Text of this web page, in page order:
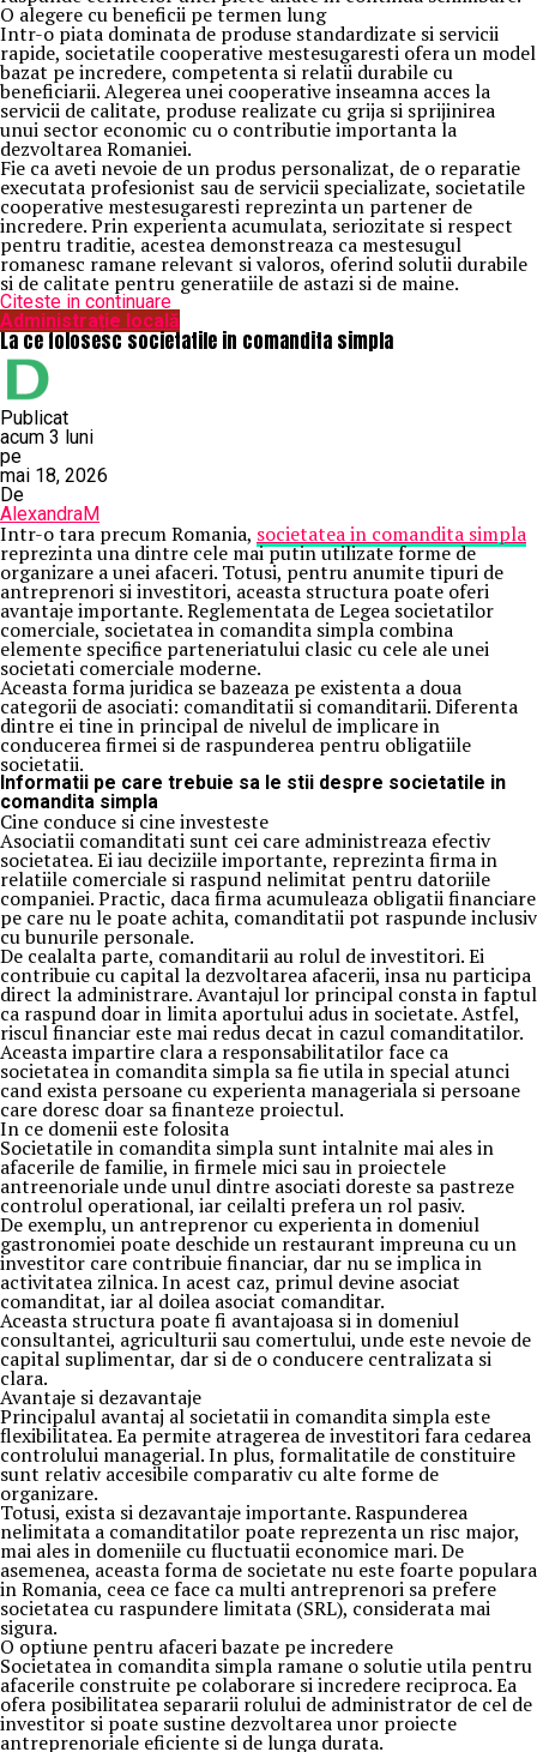
O alegere cu beneficii pe termen lung
Intr-o piata dominata de produse standardizate si servicii
rapide, societatile cooperative mestesugaresti ofera un model
bazat pe incredere, competenta si relatii durabile cu
beneficiarii. Alegerea unei cooperative inseamna acces la
servicii de calitate, produse realizate cu grija si sprijinirea
unui sector economic cu o contributie importanta la
dezvoltarea Romaniei.
Fie ca aveti nevoie de un produs personalizat, de o reparatie
executata profesionist sau de servicii specializate, societatile
cooperative mestesugaresti reprezinta un partener de
incredere. Prin experienta acumulata, seriozitate si respect
pentru traditie, acestea demonstreaza ca mestesugul
romanesc ramane relevant si valoros, oferind solutii durabile
si de calitate pentru generatiile de astazi si de maine.
Citeste in continuare
Administrație locală
La ce folosesc societatile in comandita simpla
Publicat
acum 3 luni
pe
mai 18, 2026
De
AlexandraM
Intr-o tara precum Romania, societatea in comandita simpla
reprezinta una dintre cele mai putin utilizate forme de
organizare a unei afaceri. Totusi, pentru anumite tipuri de
antreprenori si investitori, aceasta structura poate oferi
avantaje importante. Reglementata de Legea societatilor
comerciale, societatea in comandita simpla combina
elemente specifice parteneriatului clasic cu cele ale unei
societati comerciale moderne.
Aceasta forma juridica se bazeaza pe existenta a doua
categorii de asociati: comanditatii si comanditarii. Diferenta
dintre ei tine in principal de nivelul de implicare in
conducerea firmei si de raspunderea pentru obligatiile
societatii.
Informatii pe care trebuie sa le stii despre societatile in
comandita simpla
Cine conduce si cine investeste
Asociatii comanditati sunt cei care administreaza efectiv
societatea. Ei iau deciziile importante, reprezinta firma in
relatiile comerciale si raspund nelimitat pentru datoriile
companiei. Practic, daca firma acumuleaza obligatii financiare
pe care nu le poate achita, comanditatii pot raspunde inclusiv
cu bunurile personale.
De cealalta parte, comanditarii au rolul de investitori. Ei
contribuie cu capital la dezvoltarea afacerii, insa nu participa
direct la administrare. Avantajul lor principal consta in faptul
ca raspund doar in limita aportului adus in societate. Astfel,
riscul financiar este mai redus decat in cazul comanditatilor.
Aceasta impartire clara a responsabilitatilor face ca
societatea in comandita simpla sa fie utila in special atunci
cand exista persoane cu experienta manageriala si persoane
care doresc doar sa finanteze proiectul.
In ce domenii este folosita
Societatile in comandita simpla sunt intalnite mai ales in
afacerile de familie, in firmele mici sau in proiectele
antreenoriale unde unul dintre asociati doreste sa pastreze
controlul operational, iar ceilalti prefera un rol pasiv.
De exemplu, un antreprenor cu experienta in domeniul
gastronomiei poate deschide un restaurant impreuna cu un
investitor care contribuie financiar, dar nu se implica in
activitatea zilnica. In acest caz, primul devine asociat
comanditat, iar al doilea asociat comanditar.
Aceasta structura poate fi avantajoasa si in domeniul
consultantei, agriculturii sau comertului, unde este nevoie de
capital suplimentar, dar si de o conducere centralizata si
clara.
Avantaje si dezavantaje
Principalul avantaj al societatii in comandita simpla este
flexibilitatea. Ea permite atragerea de investitori fara cedarea
controlului managerial. In plus, formalitatile de constituire
sunt relativ accesibile comparativ cu alte forme de
organizare.
Totusi, exista si dezavantaje importante. Raspunderea
nelimitata a comanditatilor poate reprezenta un risc major,
mai ales in domeniile cu fluctuatii economice mari. De
asemenea, aceasta forma de societate nu este foarte populara
in Romania, ceea ce face ca multi antreprenori sa prefere
societatea cu raspundere limitata (SRL), considerata mai
sigura.
O optiune pentru afaceri bazate pe incredere
Societatea in comandita simpla ramane o solutie utila pentru
afacerile construite pe colaborare si incredere reciproca. Ea
ofera posibilitatea separarii rolului de administrator de cel de
investitor si poate sustine dezvoltarea unor proiecte
antreprenoriale eficiente si de lunga durata.